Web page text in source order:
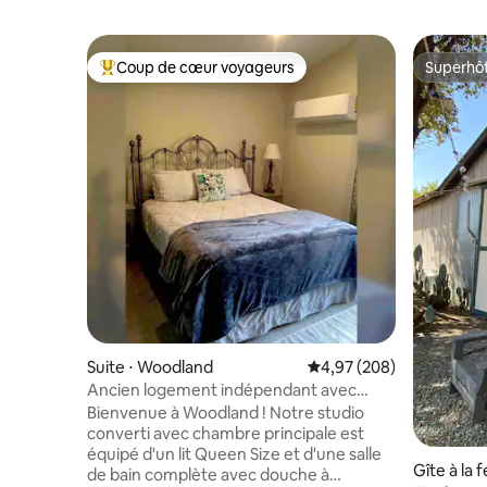
Coups de cœur voyageurs les plus appréciés
Coup de cœur voyageurs
Suite ⋅ Woodland Évaluation moyenne
4,97 (208)
Ancien logement indépendant avec
entrée privée
Bienvenue à Woodland ! Notre studio
converti avec chambre principale est
équipé d'un lit Queen Size et d'une salle
de bain complète avec douche à
Gîte à la